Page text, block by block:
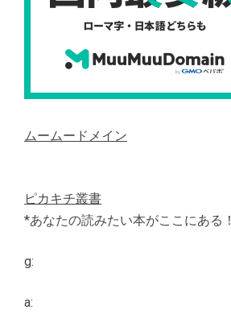
ムームードメイン
ピカキチ叢書
*あなたの読みたい本がここにある！
g:
a: